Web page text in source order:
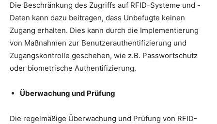
Die Beschränkung des Zugriffs auf RFID-Systeme und -
Daten kann dazu beitragen, dass Unbefugte keinen
Zugang erhalten. Dies kann durch die Implementierung
von Maßnahmen zur Benutzerauthentifizierung und
Zugangskontrolle geschehen, wie z.B. Passwortschutz
oder biometrische Authentifizierung.
Überwachung und Prüfung
Die regelmäßige Überwachung und Prüfung von RFID-